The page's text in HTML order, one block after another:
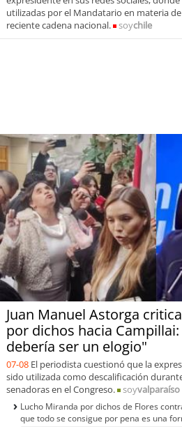
utilizadas por el Mandatario en materia
reciente cadena nacional.
soychile
Juan Manuel Astorga
por dichos hacia
debería ser un elogio"
07-08 El periodista cuestionó que la
sido utilizada como descalificación
senadoras en el Congreso.
soyvalparaíso
Lucho Miranda por dichos de Flores
que todo se consigue por pena es una